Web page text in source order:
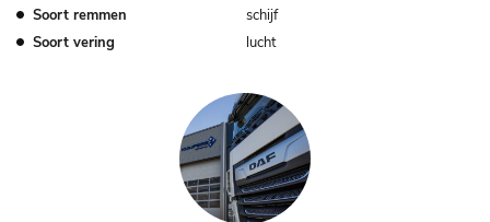
Soort remmen
schijf
Soort vering
lucht